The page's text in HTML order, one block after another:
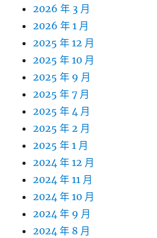
2026 年 3 月
2026 年 1 月
2025 年 12 月
2025 年 10 月
2025 年 9 月
2025 年 7 月
2025 年 4 月
2025 年 2 月
2025 年 1 月
2024 年 12 月
2024 年 11 月
2024 年 10 月
2024 年 9 月
2024 年 8 月